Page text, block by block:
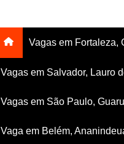
Vagas em Fortaleza,
Vagas em Salvador, Lauro
Vagas em São Paulo,
Vaga em Belém,